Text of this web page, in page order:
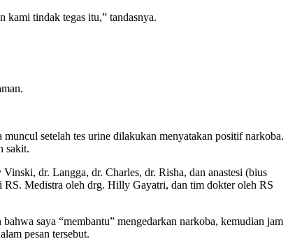
kami tindak tegas itu,” tandasnya.
setelah tes urine dilakukan menyatakan positif narkoba.
sakit.
dr. Langga, dr. Charles, dr. Risha, dan anastesi (bius
RS. Medistra oleh drg. Hilly Gayatri, dan tim dokter oleh RS
saya “membantu” mengedarkan narkoba, kemudian jam
pesan tersebut.